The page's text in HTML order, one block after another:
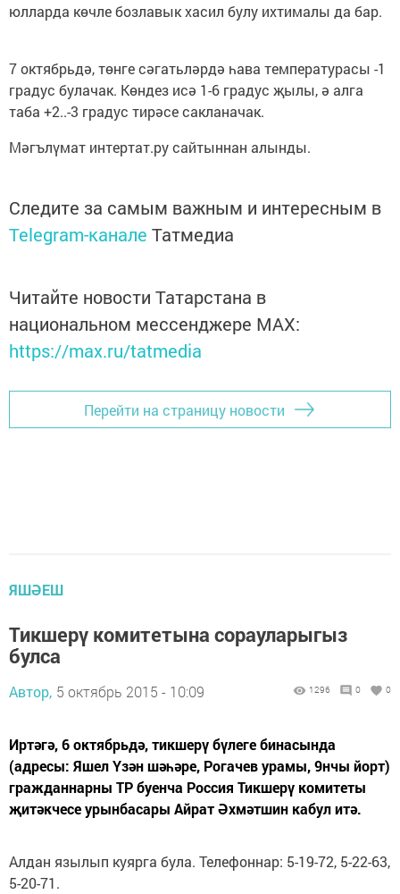
юлларда көчле бозлавык хасил булу ихтималы да бар.
7 октябрьдә, төнге сәгатьләрдә һава температурасы -1
градус булачак. Көндез исә 1-6 градус җылы, ә алга
таба +2..-3 градус тирәсе сакланачак.
Мәгълүмат интертат.ру сайтыннан алынды.
Следите за самым важным и интересным в
Telegram-канале Татмедиа
Читайте новости Татарстана в
национальном мессенджере MАХ:
https://max.ru/tatmedia
Перейти на страницу новости
ЯШӘЕШ
Тикшерү комитетына сорауларыгыз
булса
Автор, 5 октябрь 2015 - 10:09 1296 0 0
Иртәгә, 6 октябрьдә, тикшерү бүлеге бинасында
(адресы: Яшел Үзән шәһәре, Рогачев урамы, 9нчы йорт)
гражданнарны ТР буенча Россия Тикшерү комитеты
җитәкчесе урынбасары Айрат Әхмәтшин кабул итә.
Алдан язылып куярга була. Телефоннар: 5-19-72, 5-22-63,
5-20-71.